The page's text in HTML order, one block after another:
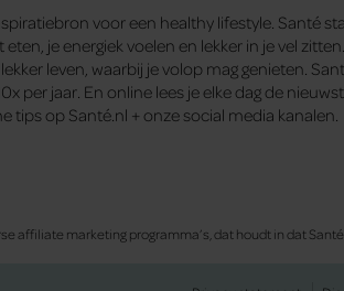
voor een healthy lifestyle. Santé
je energiek voelen en lekker in je vel
leven, waarbij je volop mag genieten.
per jaar. En online lees je elke dag de
tips op Santé.nl + onze social media kanalen.
affiliate marketing programma’s, dat houdt in dat